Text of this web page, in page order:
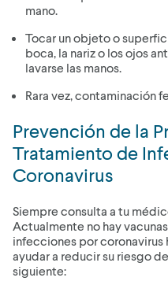
mano.
Tocar un objeto o
boca, la nariz o los ojos
lavarse las manos.
Rara vez, contaminación
Prevención de la
Tratamiento de
Coronavirus
Siempre consulta a tu
Actualmente no hay
infecciones por coronavirus
ayudar a reducir su riesgo
siguiente: